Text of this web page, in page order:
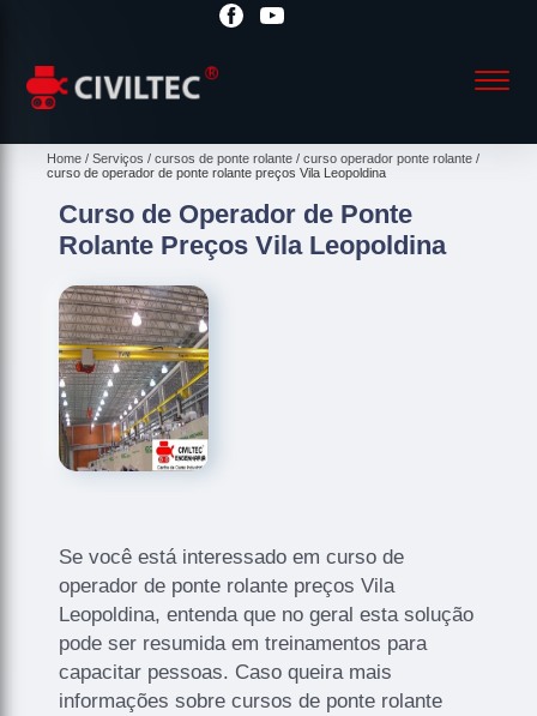
Home Serviços cursos de ponte rolante
curso operador ponte rolante
curso de operador de ponte rolante preços Vila Leopoldina
Curso de Operador de Ponte
Rolante Preços Vila Leopoldina
Se você está interessado em curso de
operador de ponte rolante preços Vila
Leopoldina, entenda que no geral esta solução
pode ser resumida em treinamentos para
capacitar pessoas. Caso queira mais
informações sobre cursos de ponte rolante